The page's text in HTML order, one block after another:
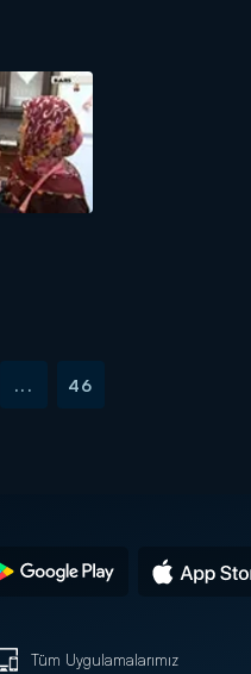
... 46
Tüm Uygulamalarımız